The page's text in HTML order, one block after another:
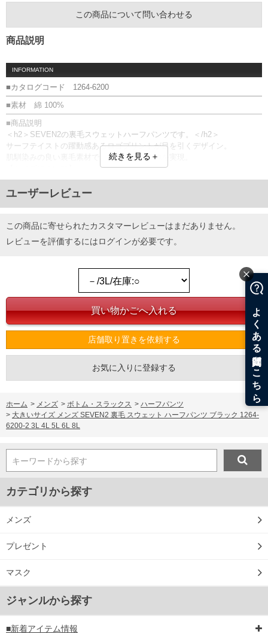
この商品について問い合わせる
商品説明
INFORMATION
■カタログコード 1264-6200
■素材 綿 100%
■商品説明
＜h2＞SEVEN2の裏毛スウェットハーフパンツです。＜/h2＞
サーフテイストの躍動感あるロゴプリントが目を引くデザイン。
肌馴染みの良い裏毛素材で、快適な履き心地を実現。
サイズ表のウエストサイズは適応範囲となります。
前閉じ／ウエストシャーリング(調節ひも有)／サイド・バックポケット／
■サイズ表
サイズ/ウエスト/股下/わたり幅/ヒップ/総丈
3L/95～110/30/40/130/64
5L/115～130/31/44/150/69
単位はcm
返品交換希望の方は、商品到着後1週間以内にご連絡ください。
下着(肌着)やワイシャツは商品の性質上、返品交換不可とさせて頂いております。予め
※【ボトムの裾上げをご希望の場合】
裾上げ料金は500円+税となります。
備考欄に股下●cmとご記入下さい。（裾上げ無料対象商品は1本につき税込6,000円以
出荷まで約1週間～20日間程お時間を頂く場合がございます。
尚、裾上げした商品は返品・交換不可となりますので、予めご了承下さい。
一部、お直しに対応出来ない商品がございます。(例：裾にファスナーや調節ひもが付
いている、極端なデザインが施されている等)
ンピュータ画面）によって、商品の色味が若干異なる場合がございます。予めご了承
ください。
舗からのお取り寄せ等により、お客様にご迷惑をお掛けしてしまう場合がございま
す。そのようなことがない様最大限に努めておりますが、もしあった場合速やかにご
続きを見る＋
ユーザーレビュー
この商品に寄せられたカスタマーレビューはまだありません。
レビューを評価するにはログインが必要です。
店舗取り置きを依頼する
お気に入りに登録する
ホーム > メンズ > ボトム・スラックス > ハーフパンツ
> 大きいサイズ メンズ SEVEN2 裏毛 スウェット ハーフパンツ ブラック 1264-
6200-2 3L 4L 5L 6L 8L
キーワードから探す
カテゴリから探す
メンズ
プレゼント
マスク
ジャンルから探す
■新着アイテム情報